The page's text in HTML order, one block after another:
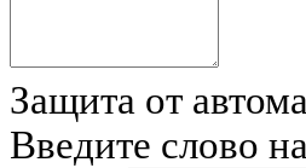
Защита от
Введите слово